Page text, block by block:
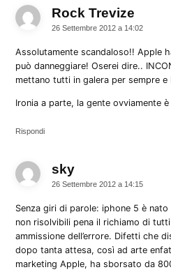
Rock Trevize
26 Settembre 2012 a 14:02
Assolutamente scandaloso!! Apple
può danneggiare! Oserei dire..
mettano tutti in galera per sempre e
Ironia a parte, la gente ovviamente è
Rispondi
skydice:
26 Settembre 2012 a 14:15
Senza giri di parole: iphone 5 è
non risolvibili pena il richiamo di
ammissione dell’errore. Difetti che
dopo tanta attesa, così ad arte
marketing Apple, ha sborsato da